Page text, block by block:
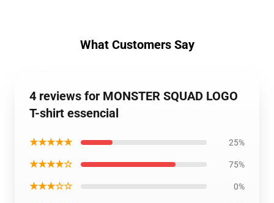
What Customers Say
4 reviews for MONSTER SQUAD LOGO
T-shirt essencial
★★★★★ 25%
★★★★☆ 75%
★★★☆☆ 0%